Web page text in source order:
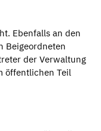
Ebenfalls an den
Beigeordneten
der Verwaltung
öffentlichen Teil